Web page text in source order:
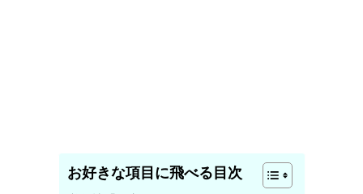
お好きな項目に飛べる目次